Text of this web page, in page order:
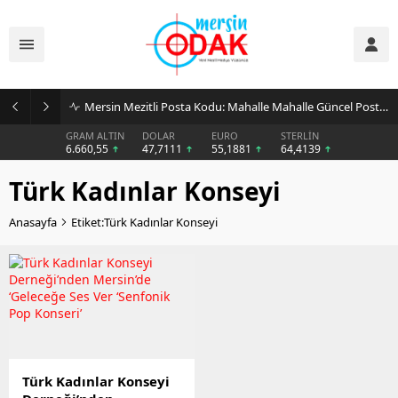
Mersin Mezitli Posta Kodu: Mahalle Mahalle Güncel Posta Kodu Rehberi
GRAM ALTIN
6.660,55
DOLAR
47,7111
EURO
55,1881
STERLİN
64,4139
Türk Kadınlar Konseyi
Anasayfa Etiket:Türk Kadınlar Konseyi
Türk Kadınlar Konseyi